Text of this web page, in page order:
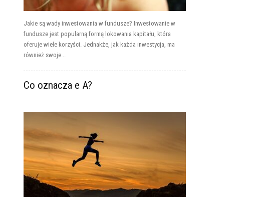
Jakie są wady inwestowania w fundusze? Inwestowanie w
fundusze jest popularną formą lokowania kapitału, która
oferuje wiele korzyści. Jednakże, jak każda inwestycja, ma
również swoje...
Co oznacza e A?